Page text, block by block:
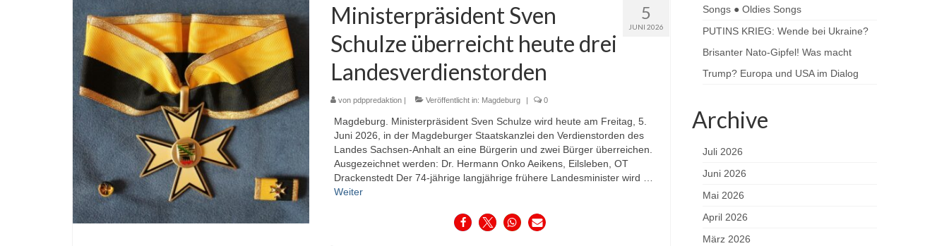
5
JUNI 2026
Ministerpräsident Sven
Schulze überreicht heute drei
Landesverdienstorden
von pdppredaktion| Veröffentlicht in: Magdeburg | 0
Magdeburg. Ministerpräsident Sven Schulze wird heute am Freitag, 5.
Juni 2026, in der Magdeburger Staatskanzlei den Verdienstorden des
Landes Sachsen-Anhalt an eine Bürgerin und zwei Bürger überreichen.
Ausgezeichnet werden: Dr. Hermann Onko Aeikens, Eilsleben, OT
Drackenstedt Der 74-jährige langjährige frühere Landesminister wird …
Weiter
Songs ● Oldies Songs
PUTINS KRIEG: Wende bei Ukraine?
Brisanter Nato-Gipfel! Was macht
Trump? Europa und USA im Dialog
Archive
Juli 2026
Juni 2026
Mai 2026
April 2026
März 2026